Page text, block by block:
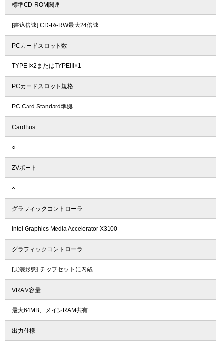
標準CD-ROM関連
[書込倍速] CD-R/-RW最大24倍速
PCカードスロット数
TYPEII×2またはTYPEIII×1
PCカードスロット規格
PC Card Standard準拠
CardBus
○
ZVポート
×
グラフィックコントローラ
Intel Graphics Media Accelerator X3100
グラフィックコントローラ
[実装形態] チップセットに内蔵
VRAM容量
最大64MB、メインRAM共有
出力仕様